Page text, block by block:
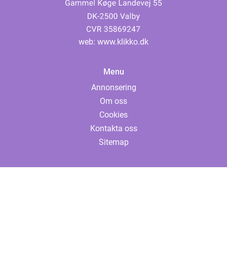
web: www.klikko.dk
Menu
Annonsering
Om oss
Cookies
Kontakta oss
Sitemap